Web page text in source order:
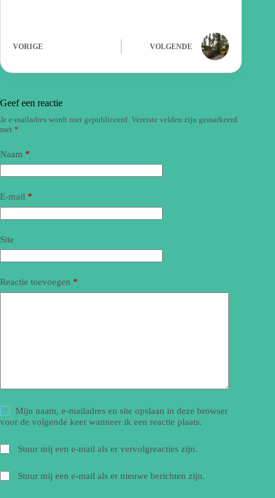
VORIGE VOLGENDE
Geef een reactie
Je e-mailadres wordt niet gepubliceerd. Vereiste velden zijn gemarkeerd
met *
Naam *
E-mail *
Site
Reactie toevoegen *
Mijn naam, e-mailadres en site opslaan in deze browser
voor de volgende keer wanneer ik een reactie plaats.
Stuur mij een e-mail als er vervolgreacties zijn.
Stuur mij een e-mail als er nieuwe berichten zijn.